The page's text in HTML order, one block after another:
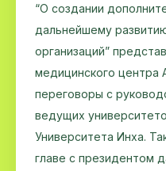
“О создании
дальнейшему
организаций”
медицинского центра
переговоры с
ведущих
Университета Инха.
главе с президентом